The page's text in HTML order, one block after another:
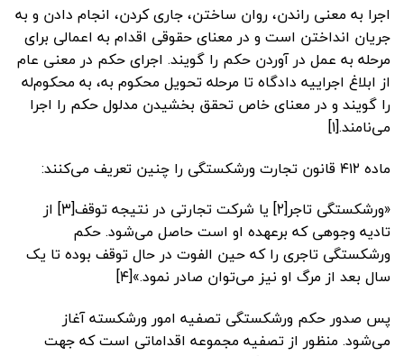
اجرا به معنی راندن، روان ساختن، جاری کردن، انجام دادن و به
جریان انداختن است و در معنای حقوقی اقدام به اعمالی برای
مرحله به عمل در آوردن حکم را گویند. اجرای حکم در معنی عام
از ابلاغ اجراییه دادگاه تا مرحله تحویل محکوم به، به محکوم‌له
را گویند و در معنای خاص تحقق بخشیدن مدلول حکم را اجرا
می‌نامند.[۱]
ماده ۴۱۲ قانون تجارت ورشکستگی را چنین تعریف می‌کنند:
«ورشکستگی تاجر[۲] یا شرکت تجارتی در نتیجه توقف[۳] از
تادیه وجوهی که برعهده او است حاصل می‌‌‌‌‌شود. حکم
ورشکستگی تاجری را که حین الفوت در حال توقف بوده تا یک
سال بعد از مرگ او نیز می‌‌‌‌‌توان صادر نمود.»[۴]
پس صدور حکم ورشکستگی تصفیه امور ورشکسته آغاز
می‌شود. منظور از تصفیه مجموعه اقداماتی است که جهت